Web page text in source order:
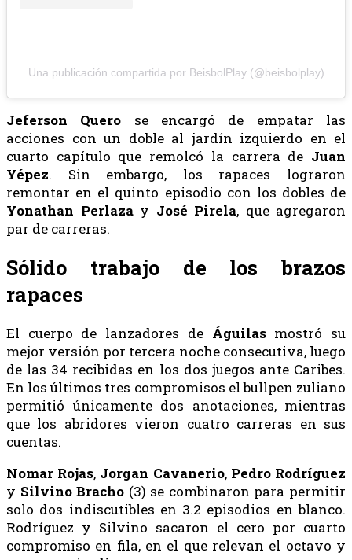
Una publicación compartida por BeisbolPlay (@beisbolplay)
Jeferson Quero se encargó de empatar las
acciones con un doble al jardín izquierdo en el
cuarto capítulo que remolcó la carrera de Juan
Yépez. Sin embargo, los rapaces lograron
remontar en el quinto episodio con los dobles de
Yonathan Perlazay José Pirela, que agregaron
par de carreras.
Sólido trabajo de los brazos
rapaces
El cuerpo de lanzadores de Águilasmostró su
mejor versión por tercera noche consecutiva, luego
de las 34 recibidas en los dos juegos ante Caribes.
En los últimos tres compromisos el bullpen zuliano
permitió únicamente dos anotaciones, mientras
que los abridores vieron cuatro carreras en sus
cuentas.
Nomar Rojas, Jorgan Cavanerio, Pedro Rodríguez
y Silvino Bracho (3) se combinaron para permitir
solo dos indiscutibles en 3.2 episodios en blanco.
Rodríguez y Silvino sacaron el cero por cuarto
compromiso en fila, en el que relevan el octavo y